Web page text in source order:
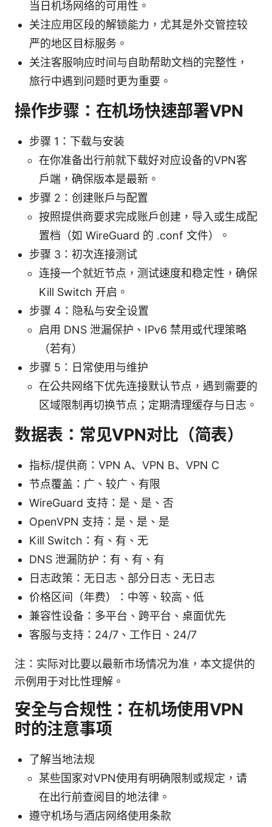
当日机场网络的可用性。
关注应用区段的解锁能力，尤其是外交管控较
严的地区目标服务。
关注客服响应时间与自助帮助文档的完整性，
旅行中遇到问题时更为重要。
操作步骤：在机场快速部署VPN
步骤 1：下载与安装
在你准备出行前就下载好对应设备的VPN客
户端，确保版本是最新。
步骤 2：创建账户与配置
按照提供商要求完成账户创建，导入或生成配
置档（如 WireGuard 的 .conf 文件）。
步骤 3：初次连接测试
连接一个就近节点，测试速度和稳定性，确保
Kill Switch 开启。
步骤 4：隐私与安全设置
启用 DNS 泄漏保护、IPv6 禁用或代理策略
（若有）
步骤 5：日常使用与维护
在公共网络下优先连接默认节点，遇到需要的
区域限制再切换节点；定期清理缓存与日志。
数据表：常见VPN对比（简表）
指标/提供商：VPN A、VPN B、VPN C
节点覆盖：广、较广、有限
WireGuard 支持：是、是、否
OpenVPN 支持：是、是、是
Kill Switch：有、有、无
DNS 泄漏防护：有、有、有
日志政策：无日志、部分日志、无日志
价格区间（年费）：中等、较高、低
兼容性设备：多平台、跨平台、桌面优先
客服与支持：24/7、工作日、24/7
注：实际对比要以最新市场情况为准，本文提供的
示例用于对比性理解。
安全与合规性：在机场使用VPN
时的注意事项
了解当地法规
某些国家对VPN使用有明确限制或规定，请
在出行前查阅目的地法律。
遵守机场与酒店网络使用条款